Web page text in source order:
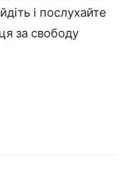
і послухайте
за свободу